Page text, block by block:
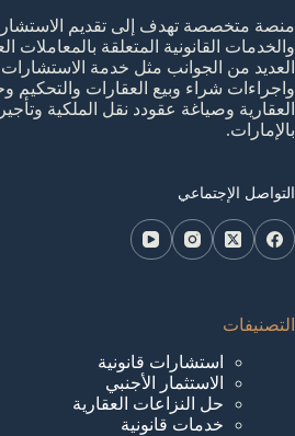
منصة متخصصة تهدف إلى تقديم
والخدمات القانونية المتعلقة بالمعاملات
العديد من الجوانب مثل خدمة الاستشارات
واجراءات شراء وبيع العقارات والتحكيم
العقارية وصياغة عقودد نقل الملكية
بالإمارات.
التواصل الإجتماعي
التصنيفات
استشارات قانونية
الاستثمار الأجنبي
حل النزاعات العقارية
خدمات قانونية